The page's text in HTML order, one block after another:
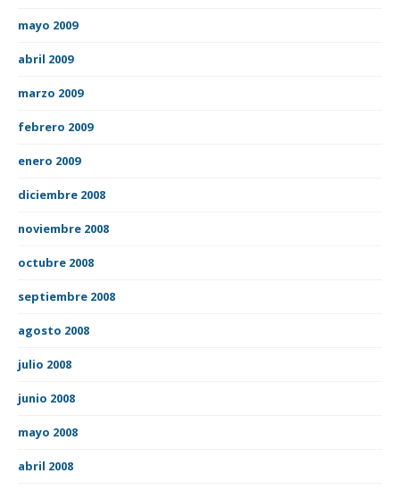
mayo 2009
abril 2009
marzo 2009
febrero 2009
enero 2009
diciembre 2008
noviembre 2008
octubre 2008
septiembre 2008
agosto 2008
julio 2008
junio 2008
mayo 2008
abril 2008